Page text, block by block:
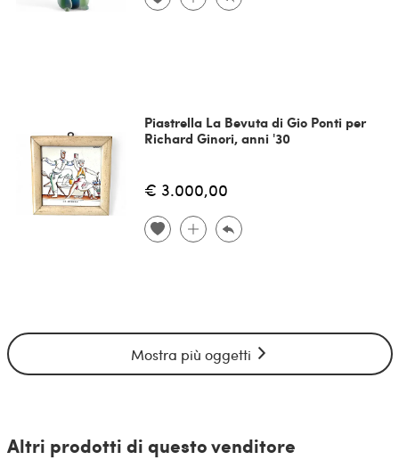
Piastrella La Bevuta di Gio Ponti per
Richard Ginori, anni '30
€ 3.000,00
Mostra più oggetti
Altri prodotti di questo venditore